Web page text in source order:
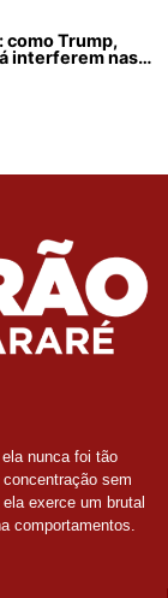
como Trump,
interferem nas
nunca foi tão
sem
exerce um brutal
comportamentos.